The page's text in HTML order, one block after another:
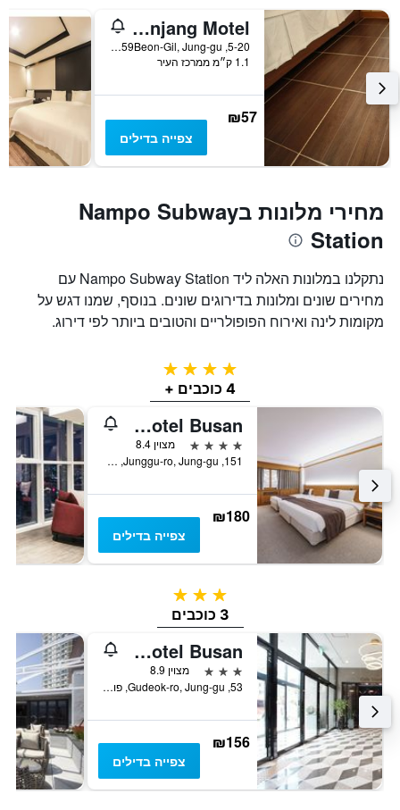
Samwonjang Motel
5-20, Jagalchi-ro 59Beon-Gil, Jung-gu, פוסן, דרום קוריאה
1.1 ק״מ ממרכז העיר
₪57
צפייה בדילים
מחירי מלונות בNampo Subway
Station
נתקלנו במלונות האלה ליד Nampo Subway Station עם
מחירים שונים ומלונות בדירוגים שונים. בנוסף, שמנו דגש על
מקומות לינה ואירוח הפופולריים והטובים ביותר לפי דירוג.
4 כוכבים
4 כוכבים +
Commodore Hotel Busan
4 כוכבים
מצוין 8.4
151, Junggu-ro, Jung-gu, פוסן, דרום קוריאה
₪180
צפייה בדילים
3 כוכבים
3 כוכבים
Stanford Hotel Busan
3 כוכבים
מצוין 8.9
53, Gudeok-ro, Jung-gu, פוסן, דרום קוריאה
₪156
צפייה בדילים